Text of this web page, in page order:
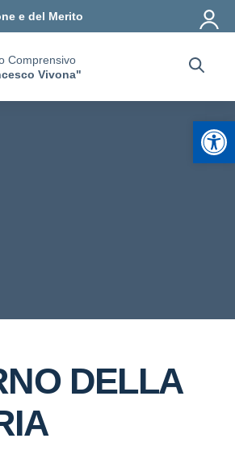
e del Merito
Comprensivo
Vivona"
DELLA